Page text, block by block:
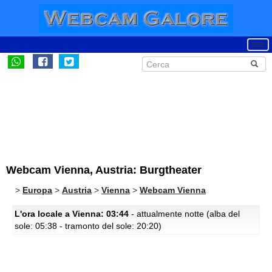
Webcam Vienna, Austria: Burgtheater
> Europa > Austria > Vienna > Webcam Vienna
L'ora locale a Vienna: 03:44 - attualmente notte (alba del
sole: 05:38 - tramonto del sole: 20:20)